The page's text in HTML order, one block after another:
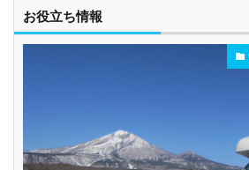
車椅子対応
駅配車あり 多言語対応
お役立ち情報